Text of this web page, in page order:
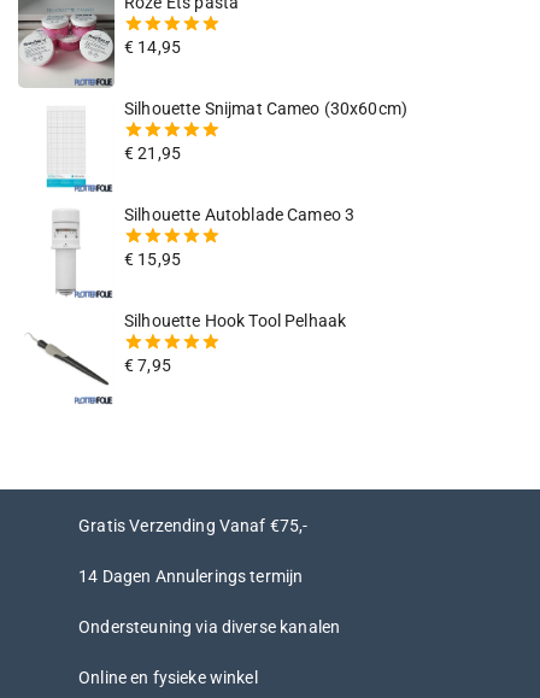
5.00van
€ 14,95
Silhouette Snijmat Cameo (30x60cm)
5.00 van
€21,95
Silhouette Autoblade Cameo 3
5.00van
€ 15,95
Silhouette Hook Tool Pelhaak
5.00van
€7,95
Gratis Verzending Vanaf €75,-
14 Dagen Annulerings termijn
Ondersteuning via diverse kanalen
Online en fysieke winkel